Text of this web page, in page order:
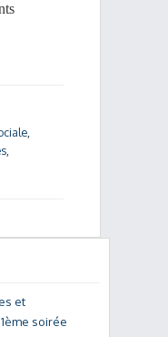
et
soirée